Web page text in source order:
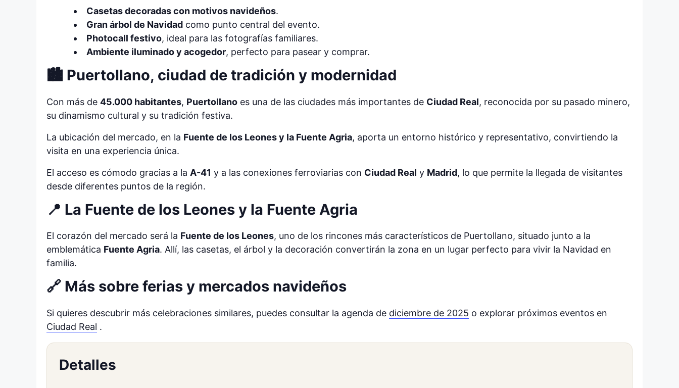
Casetas decoradas con motivos navideños.
Gran árbol de Navidad como punto central del evento.
Photocall festivo, ideal para las fotografías familiares.
Ambiente iluminado y acogedor, perfecto para pasear y comprar.
🏙️ Puertollano, ciudad de tradición y modernidad
Con más de 45.000 habitantes, Puertollano es una de las ciudades más importantes de Ciudad Real, reconocida por su pasado minero,
su dinamismo cultural y su tradición festiva.
La ubicación del mercado, en la Fuente de los Leones y la Fuente Agria, aporta un entorno histórico y representativo, convirtiendo la
visita en una experiencia única.
El acceso es cómodo gracias a la A-41 y a las conexiones ferroviarias con Ciudad Real y Madrid, lo que permite la llegada de visitantes
desde diferentes puntos de la región.
📍 La Fuente de los Leones y la Fuente Agria
El corazón del mercado será la Fuente de los Leones, uno de los rincones más característicos de Puertollano, situado junto a la
emblemática Fuente Agria. Allí, las casetas, el árbol y la decoración convertirán la zona en un lugar perfecto para vivir la Navidad en
familia.
🔗 Más sobre ferias y mercados navideños
Si quieres descubrir más celebraciones similares, puedes consultar la agenda de diciembre de 2025 o explorar próximos eventos en
Ciudad Real .
Detalles